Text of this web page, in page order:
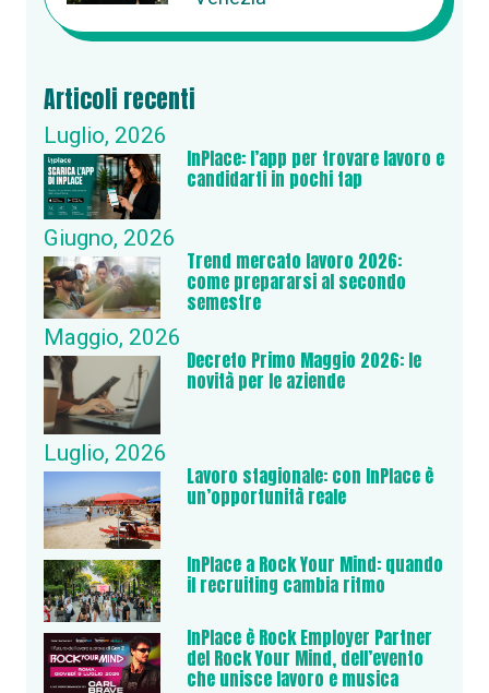
Articoli recenti
Luglio, 2026
InPlace: l’app per trovare lavoro e
candidarti in pochi tap
Giugno, 2026
Trend mercato lavoro 2026:
come prepararsi al secondo
semestre
Maggio, 2026
Decreto Primo Maggio 2026: le
novità per le aziende
Luglio, 2026
Lavoro stagionale: con InPlace è
un’opportunità reale
InPlace a Rock Your Mind: quando
il recruiting cambia ritmo
InPlace è Rock Employer Partner
del Rock Your Mind, dell’evento
che unisce lavoro e musica